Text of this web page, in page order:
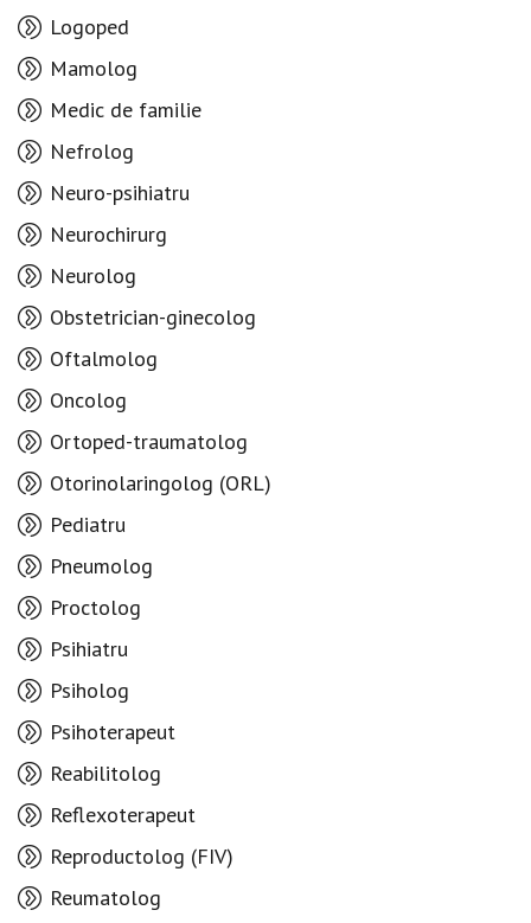
Logoped
Mamolog
Medic de familie
Nefrolog
Neuro-psihiatru
Neurochirurg
Neurolog
Obstetrician-ginecolog
Oftalmolog
Oncolog
Ortoped-traumatolog
Otorinolaringolog (ORL)
Pediatru
Pneumolog
Proctolog
Psihiatru
Psiholog
Psihoterapeut
Reabilitolog
Reflexoterapeut
Reproductolog (FIV)
Reumatolog